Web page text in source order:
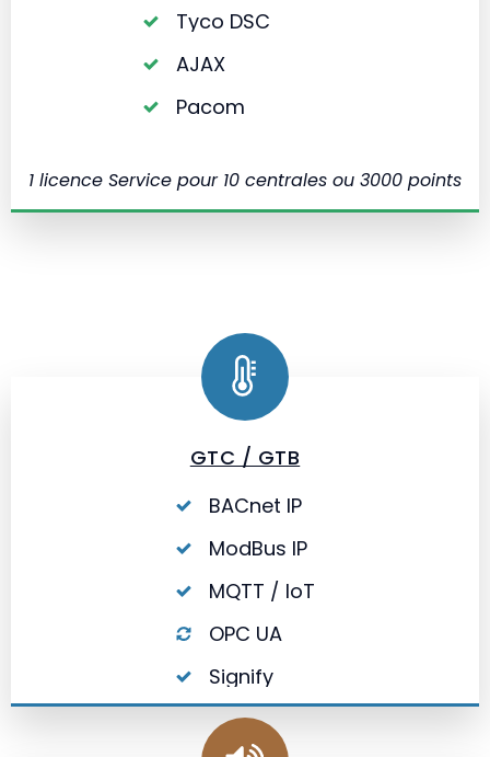
Tyco DSC
AJAX
Pacom
1 licence Service pour 10 centrales ou 3000 points
GTC / GTB
BACnet IP
ModBus IP
MQTT / IoT
OPC UA
Signify